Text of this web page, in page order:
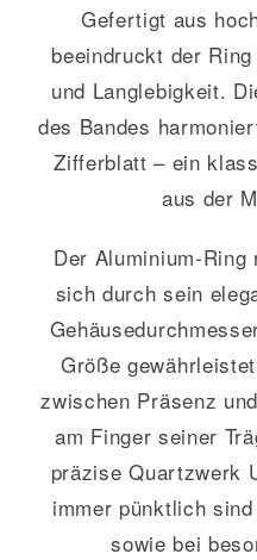
Gefertigt aus
beeindruckt der
und Langlebigkeit.
des Bandes
Zifferblatt – ein
aus der
Der Aluminium-Ring
sich durch sein
Größe
zwischen Präsenz
am Finger seiner
präzise Quartzwerk
immer pünktlich
sowie bei